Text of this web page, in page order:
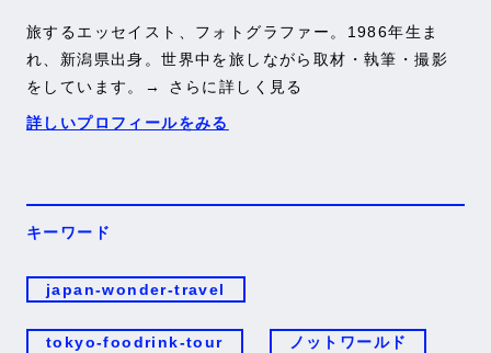
旅するエッセイスト、フォトグラファー。1986年生ま
れ、新潟県出身。世界中を旅しながら取材・執筆・撮影
をしています。
→ さらに詳しく見る
詳しいプロフィールをみる
キーワード
japan-wonder-travel
tokyo-foodrink-tour ノットワールド